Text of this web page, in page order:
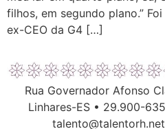
filhos, em segundo plano.”
ex-CEO da G4 […]
Rua Governador Afonso
Linhares-ES • 29.900-